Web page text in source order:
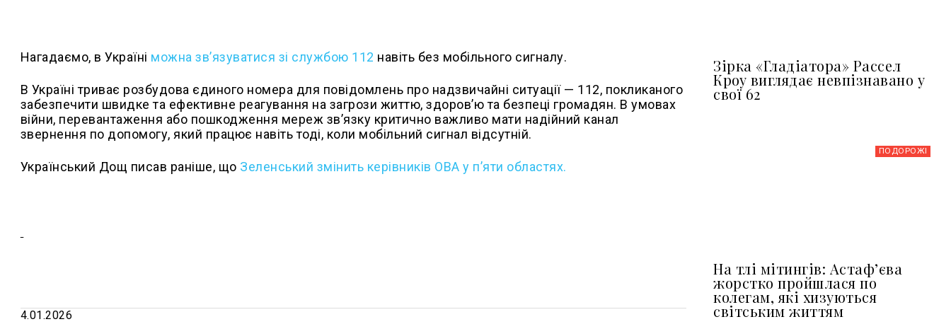
Нагадаємо, в Україні можна зв’язуватися зі службою 112 навіть без мобільного сигналу.
В Україні триває розбудова єдиного номера для повідомлень про надзвичайні ситуації — 112, покликаного
забезпечити швидке та ефективне реагування на загрози життю, здоров’ю та безпеці громадян. В умовах
війни, перевантаження або пошкодження мереж зв’язку критично важливо мати надійний канал
звернення по допомогу, який працює навіть тоді, коли мобільний сигнал відсутній.
Український Дощ писав раніше, що Зеленський змінить керівників ОВА у п’яти областях.
4.01.2026
Зірка «Гладіатора» Рассел
Кроу виглядає невпізнавано у
свої 62
ПОДОРОЖІ
На тлі мітингів: Астафʼєва
жорстко пройшлася по
колегам, які хизуються
світським життям